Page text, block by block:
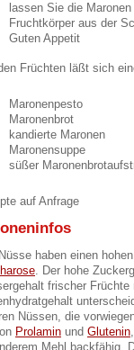
lassen Sie die
Fruchtkörper aus der
Guten Appetit
Früchten läßt sich
Maronenpesto
Maronenbrot
kandierte Maronen
Maronensuppe
süßer
auf Anfrage
haben einen
. Der hohe
frischer
Nüssen, die
Prolamin und Glutenin
Mehl backfähig.